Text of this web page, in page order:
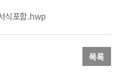
식포함.hwp
목록